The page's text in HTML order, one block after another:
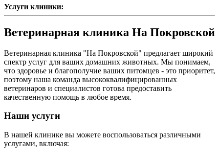
Услуги клиники:
Ветеринарная клиника На Покровской
Ветеринарная клиника "На Покровской" предлагает широкий
спектр услуг для ваших домашних животных. Мы понимаем,
что здоровье и благополучие ваших питомцев - это приоритет,
поэтому наша команда высококвалифицированных
ветеринаров и специалистов готова предоставить
качественную помощь в любое время.
Наши услуги
В нашей клинике вы можете воспользоваться различными
услугами, включая: